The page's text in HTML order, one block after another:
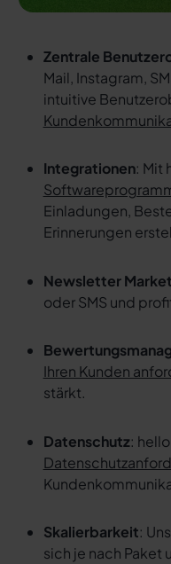
Zentrale
Mail, Instagram,
intuitive
Integrationen: Mit
Einladungen,
Erinnerungen
Newsletter
oder SMS und
Ihren Kunden
stärkt.
Datenschutz:
Skalierbarkeit:
sich je nach Paket